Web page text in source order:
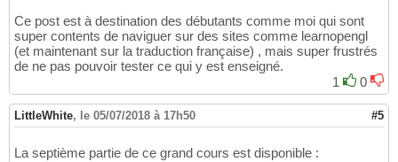
Ce post est à destination des débutants comme moi qui sont
super contents de naviguer sur des sites comme learnopengl
(et maintenant sur la traduction française) , mais super frustrés
de ne pas pouvoir tester ce qui y est enseigné.
1
0
LittleWhite, le 05/07/2018 à 17h50 #5
La septième partie de ce grand cours est disponible :